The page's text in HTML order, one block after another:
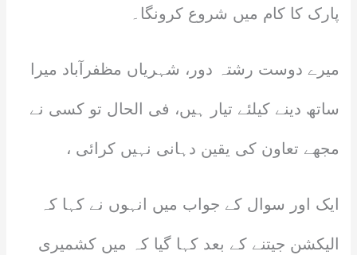
پارک کا کام میں شروع کرونگا۔
میرے دوست رشتہ دور، شہریاں مظفرآباد میرا
ساتھ دینے کیلئے تیار ہیں، فی الحال تو کسی نے
مجھے تعاون کی یقین دہانی نہیں کرائی ،
ایک اور سوال کے جواب میں انہوں نے کہا کہ
الیکشن جیتنے کے بعد کہا گیا کہ میں کشمیری